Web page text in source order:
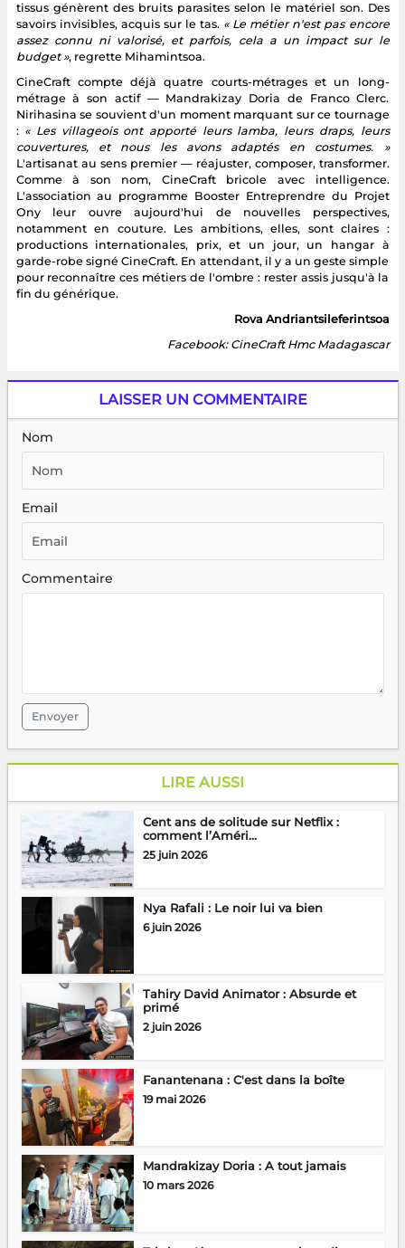
tissus génèrent des bruits parasites selon le matériel son. Des
savoirs invisibles, acquis sur le tas. « Le métier n'est pas encore
assez connu ni valorisé, et parfois, cela a un impact sur le
budget », regrette Mihamintsoa.
CineCraft compte déjà quatre courts-métrages et un long-
métrage à son actif — Mandrakizay Doria de Franco Clerc.
Nirihasina se souvient d'un moment marquant sur ce tournage
: « Les villageois ont apporté leurs lamba, leurs draps, leurs
couvertures, et nous les avons adaptés en costumes. »
L'artisanat au sens premier — réajuster, composer, transformer.
Comme à son nom, CineCraft bricole avec intelligence.
L'association au programme Booster Entreprendre du Projet
Ony leur ouvre aujourd'hui de nouvelles perspectives,
notamment en couture. Les ambitions, elles, sont claires :
productions internationales, prix, et un jour, un hangar à
garde-robe signé CineCraft. En attendant, il y a un geste simple
pour reconnaître ces métiers de l'ombre : rester assis jusqu'à la
fin du générique.
Rova Andriantsileferintsoa
Facebook: CineCraft Hmc Madagascar
LAISSER UN COMMENTAIRE
Nom
Email
Commentaire
Envoyer
LIRE AUSSI
Cent ans de solitude sur Netflix :
comment l’Améri...
25 juin 2026
Nya Rafali : Le noir lui va bien
6 juin 2026
Tahiry David Animator : Absurde et
primé
2 juin 2026
Fanantenana : C'est dans la boîte
19 mai 2026
Mandrakizay Doria : A tout jamais
10 mars 2026